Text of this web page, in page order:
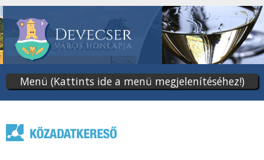
tartalomra
Menü (Kattints ide a menü megjelenítéséhez!)